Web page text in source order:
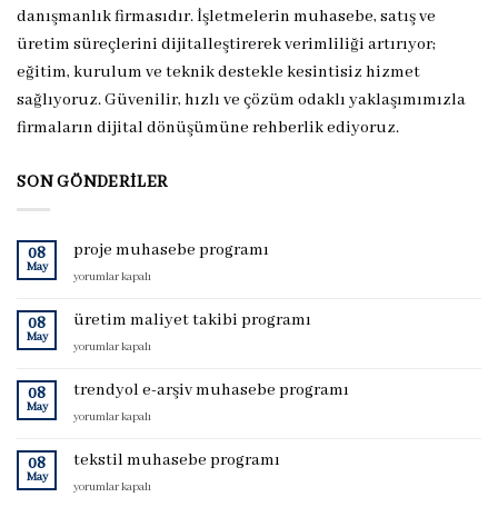
danışmanlık firmasıdır. İşletmelerin muhasebe, satış ve
üretim süreçlerini dijitalleştirerek verimliliği artırıyor;
eğitim, kurulum ve teknik destekle kesintisiz hizmet
sağlıyoruz. Güvenilir, hızlı ve çözüm odaklı yaklaşımımızla
firmaların dijital dönüşümüne rehberlik ediyoruz.
SON GÖNDERILER
08
May
proje muhasebe programı
proje
programı
yorumlar kapalı
08
May
üretim maliyet takibi programı
üretim
takibi
için
yorumlar kapalı
08
May
trendyol e-arşiv muhasebe programı
trendyol
arşiv
programı
yorumlar kapalı
08
May
tekstil muhasebe programı
tekstil
yorumlar kapalı